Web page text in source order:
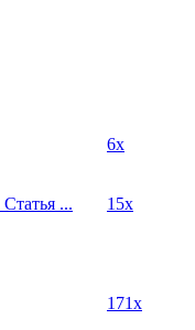
6x
Статья ... 15x
171x